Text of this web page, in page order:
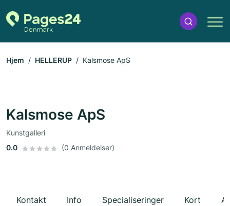
Hjem HELLERUP Kalsmose ApS
Kalsmose ApS
Kunstgalleri
0.0
(0 Anmeldelser)
Kontakt Info Specialiseringer Kort